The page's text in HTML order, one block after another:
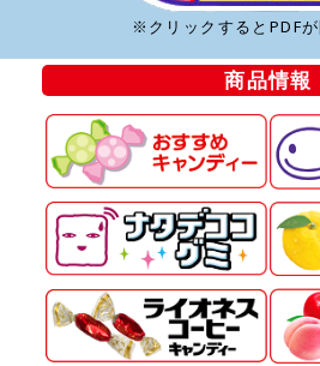
※クリックするとPDFが
商品情報